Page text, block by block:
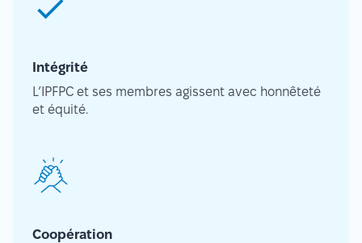
Intégrité
L’IPFPC et ses membres agissent avec honnêteté
et équité.
Coopération